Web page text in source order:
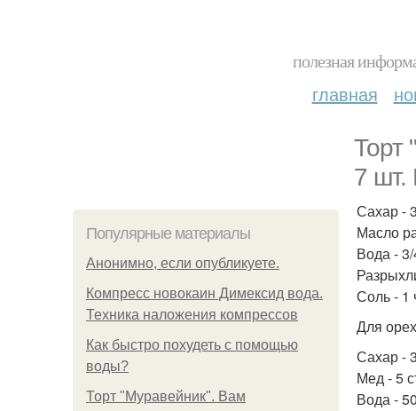
полезная
главная
Торт
7 шт.
Популярные материалы
Анонимно, если опубликуете.
Компресс новокаин Димексид вода.
Техника наложения компрессов
Как быстро похудеть с помощью
воды?
Торт "Муравейник". Вам
Сахар -
Масло
Вода - 3/
Соль - 1
Для
Сахар -
Мед - 5
Вода -